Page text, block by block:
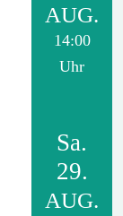
AUG.
14:00
Uhr
Sa.
29.
AUG.